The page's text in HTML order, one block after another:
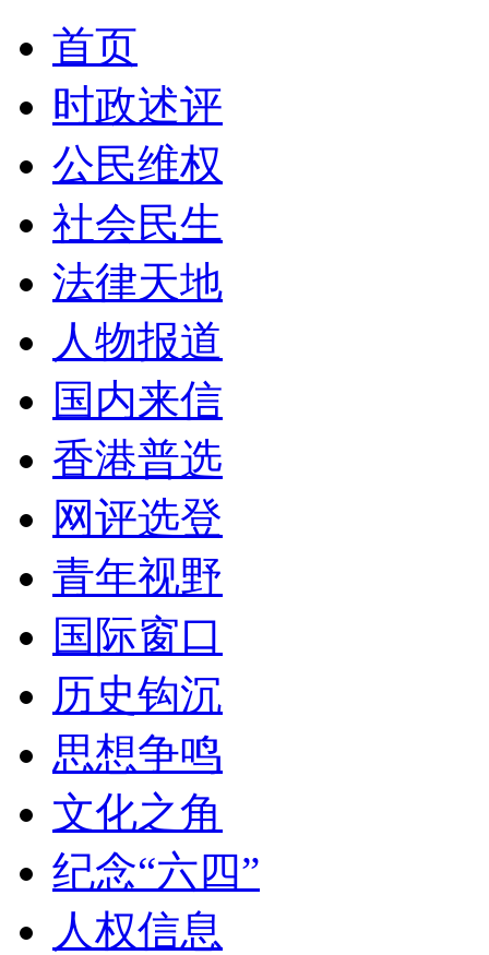
首页
时政述评
公民维权
社会民生
法律天地
人物报道
国内来信
香港普选
网评选登
青年视野
国际窗口
历史钩沉
思想争鸣
文化之角
纪念“六四”
人权信息